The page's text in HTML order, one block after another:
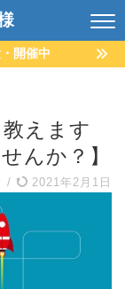
開催中
えます
んか？】
/ 2021年2月1日